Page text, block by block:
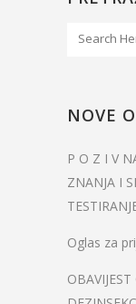
NOVE
P O Z I V
ZNANJA I
Oglas za